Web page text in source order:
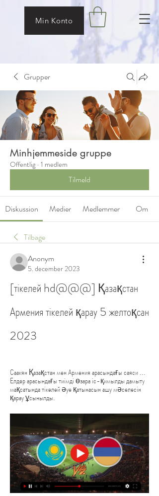
Min Konto
Grupper
Minhjemmeside gruppe
Offentlig · 1 medlem
Tilmeld
Diskussion Medier Medlemmer Om
Tilbage
Anonym
5. december 2023
[тікелей hd@@@] Қазақстан
Армения тікелей қарау 5 желтоқсан
2023
Саакян Қазақстан мен Армения арасындағы саяси ...
Елдер арасындағы тиімді өзара іс-қимылды дамыту
мақсатында тікелей әуе қатынасын ашу мәселесін
қарау ұсынылды.